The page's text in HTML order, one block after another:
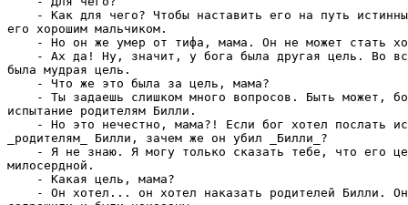
- Как для чего? Чтобы наставить его на путь
его хорошим мальчиком.
- Hо он же умер от тифа, мама. Он не может стать
- Ах да! Hу, значит, у бога была другая цель. Во
была мудрая цель.
    - Что же это была за цель, мама?
- Ты задаешь слишком много вопросов. Быть может,
испытание родителям Билли.
- Hо это нечестно, мама?! Если бог хотел послать
_родителям_ Билли, зачем же он убил _Билли_?
- Я не знаю. Я могу только сказать тебе, что его
милосердной.
    - Какая цель, мама?
- Он хотел... он хотел наказать родителей Билли.